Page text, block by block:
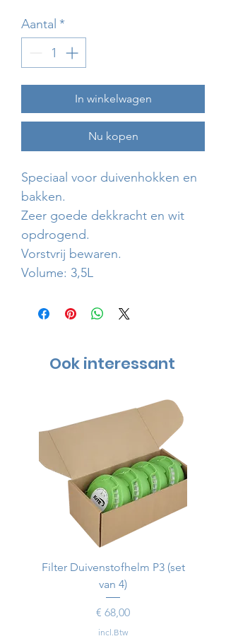
Aantal *
In winkelwagen
Nu kopen
Speciaal voor duivenhokken en
bakken.
Zeer goede dekkracht en wit
opdrogend.
Vorstvrij bewaren.
Volume: 3,5L
Ook interessant
Filter Duivenstofhelm P3 (set
van 4)
Prijs
€ 68,00
incl.Btw